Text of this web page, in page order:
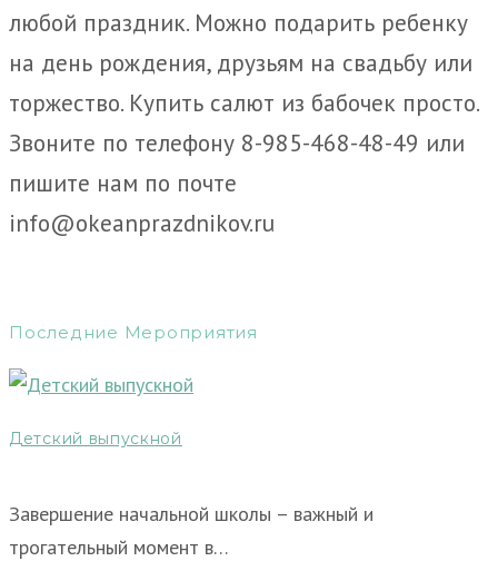
любой праздник. Можно подарить ребенку
на день рождения, друзьям на свадьбу или
торжество. Купить салют из бабочек просто.
Звоните по телефону 8-985-468-48-49 или
пишите нам по почте
info@okeanprazdnikov.ru
Последние Мероприятия
Детский выпускной
Завершение начальной школы – важный и
трогательный момент в…